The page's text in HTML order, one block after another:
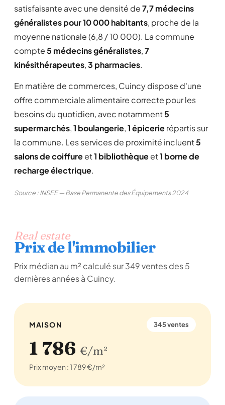
satisfaisante avec une densité de7,7 médecins
généralistes pour 10 000 habitants, proche de la
moyenne nationale (6,8 / 10 000). La commune
compte5 médecins généralistes,7
kinésithérapeutes,3 pharmacies.
En matière de commerces, Cuincy dispose d'une
offre commerciale alimentaire correcte pour les
besoins du quotidien, avec notamment5
supermarchés,1 boulangerie,1 épicerierépartis sur
la commune. Les services de proximité incluent5
salons de coiffureet1 bibliothèqueet1 borne de
recharge électrique.
Source : INSEE — Base Permanente des Équipements 2024
Real estate
Prix de l'immobilier
Prix médian au m² calculé sur 349 ventes des 5
dernières années à Cuincy.
MAISON 345 ventes
1 786 €/m²
Prix moyen : 1 789 €/m²